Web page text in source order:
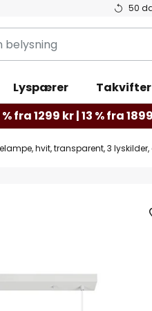
50
Lyspærer Takvifter
fra 1299 kr | 13 % fra
hvit, transparent, 3